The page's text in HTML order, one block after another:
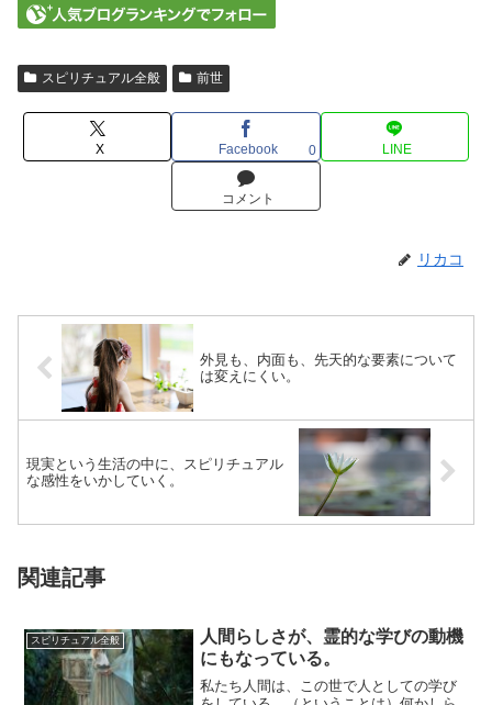
スピリチュアル全般 前世
X Facebook 0 LINE
コメント
リカコ
外見も、内面も、先天的な要素について
は変えにくい。
現実という生活の中に、スピリチュアル
な感性をいかしていく。
関連記事
スピリチュアル全般
人間らしさが、霊的な学びの動機
にもなっている。
私たち人間は、この世で人としての学び